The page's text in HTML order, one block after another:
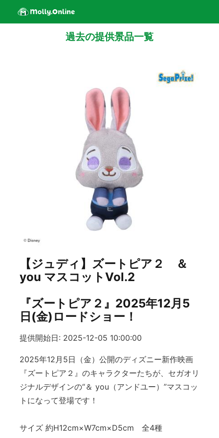
過去の提供景品一覧
【ジュディ】ズートピア２ ＆
you マスコットVol.2
『ズートピア２』2025年12月5
日(金)ロードショー！
提供開始日: 2025-12-05 10:00:00
2025年12月5日（金）公開のディズニー新作映画
『ズートピア２』のキャラクターたちが、セガオリ
ジナルデザインの“＆ you（アンドユー）”マスコッ
トになって登場です！
サイズ 約H12cm×W7cm×D5cm 全4種